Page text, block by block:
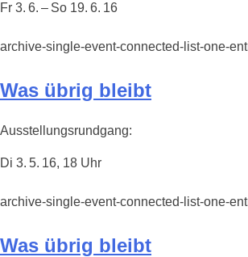
Fr 3. 6. – So 19. 6. 16
archive-single-event-connected-list-one-
Was übrig bleibt
Ausstellungsrundgang:
Di 3. 5. 16, 18 Uhr
archive-single-event-connected-list-one-
Was übrig bleibt